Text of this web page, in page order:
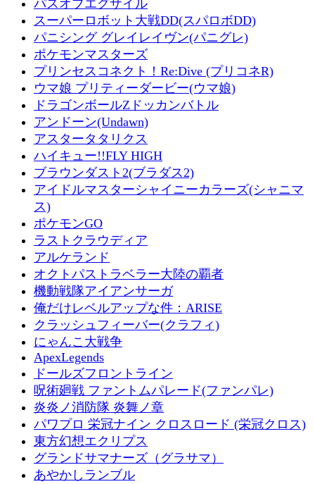
パスオブエグザイル
スーパーロボット大戦DD(スパロボDD)
パニシング グレイレイヴン(パニグレ)
ポケモンマスターズ
プリンセスコネクト！Re:Dive (プリコネR)
ウマ娘 プリティーダービー(ウマ娘)
ドラゴンボールZドッカンバトル
アンドーン(Undawn)
アスタータタリクス
ハイキュー!!FLY HIGH
ブラウンダスト2(ブラダス2)
アイドルマスターシャイニーカラーズ(シャニマ
ス)
ポケモンGO
ラストクラウディア
アルケランド
オクトパストラベラー大陸の覇者
機動戦隊アイアンサーガ
俺だけレベルアップな件：ARISE
クラッシュフィーバー(クラフィ)
にゃんこ大戦争
ApexLegends
ドールズフロントライン
呪術廻戦 ファントムパレード(ファンパレ)
炎炎ノ消防隊 炎舞ノ章
パワプロ 栄冠ナイン クロスロード (栄冠クロス)
東方幻想エクリプス
グランドサマナーズ（グラサマ）
あやかしランブル